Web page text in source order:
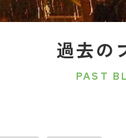
過去の
PAST